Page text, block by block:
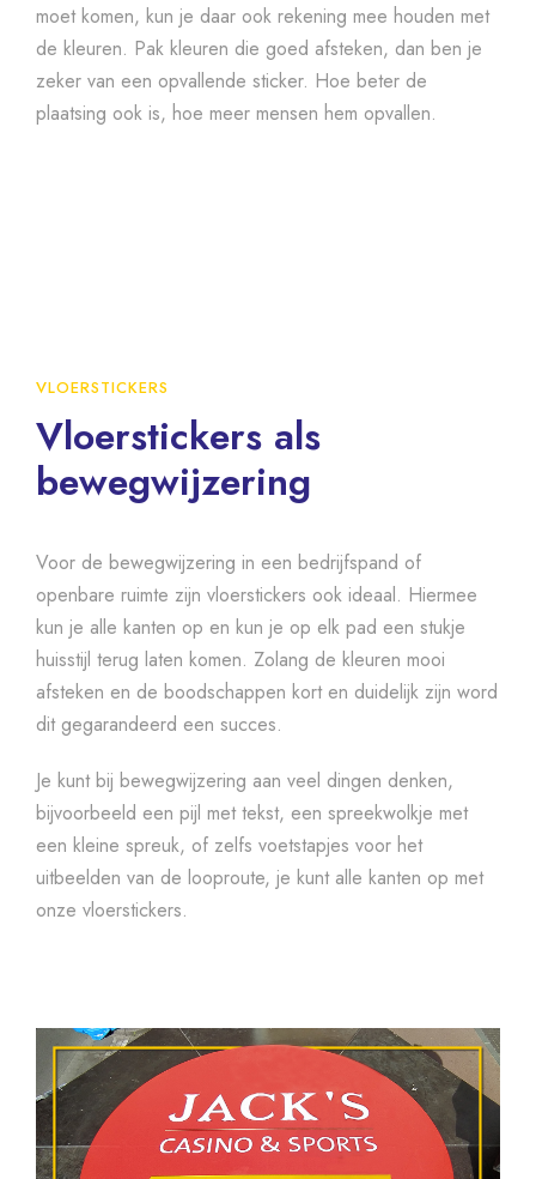
moet komen, kun je daar ook rekening mee houden met
de kleuren. Pak kleuren die goed afsteken, dan ben je
zeker van een opvallende sticker. Hoe beter de
plaatsing ook is, hoe meer mensen hem opvallen.
VLOERSTICKERS
Vloerstickers als
bewegwijzering
Voor de bewegwijzering in een bedrijfspand of
openbare ruimte zijn vloerstickers ook ideaal. Hiermee
kun je alle kanten op en kun je op elk pad een stukje
huisstijl terug laten komen. Zolang de kleuren mooi
afsteken en de boodschappen kort en duidelijk zijn word
dit gegarandeerd een succes.
Je kunt bij bewegwijzering aan veel dingen denken,
bijvoorbeeld een pijl met tekst, een spreekwolkje met
een kleine spreuk, of zelfs voetstapjes voor het
uitbeelden van de looproute, je kunt alle kanten op met
onze vloerstickers.